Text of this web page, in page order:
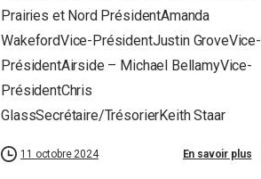
Prairies et Nord PrésidentAmanda
WakefordVice-PrésidentJustin GroveVice-
PrésidentAirside – Michael BellamyVice-
PrésidentChris
GlassSecrétaire/TrésorierKeith Staar
11 octobre 2024 En savoir plus